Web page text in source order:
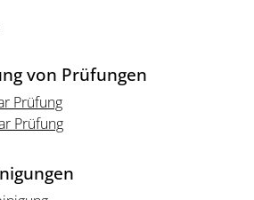
von Prüfungen
Prüfung
Prüfung